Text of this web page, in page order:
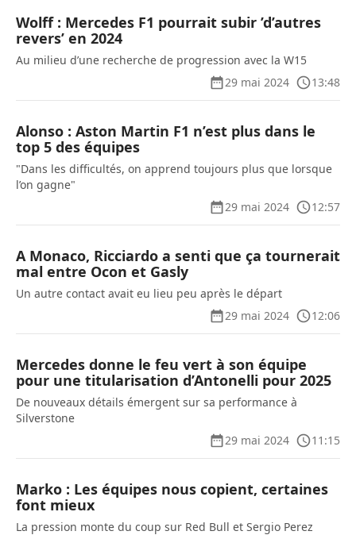
Wolff : Mercedes F1 pourrait subir ’d’autres
revers’ en 2024
Au milieu d’une recherche de progression avec la W15
29 mai 2024
13:48
Alonso : Aston Martin F1 n’est plus dans le
top 5 des équipes
"Dans les difficultés, on apprend toujours plus que lorsque
l’on gagne"
29 mai 2024
12:57
A Monaco, Ricciardo a senti que ça tournerait
mal entre Ocon et Gasly
Un autre contact avait eu lieu peu après le départ
29 mai 2024
12:06
Mercedes donne le feu vert à son équipe
pour une titularisation d’Antonelli pour 2025
De nouveaux détails émergent sur sa performance à
Silverstone
29 mai 2024
11:15
Marko : Les équipes nous copient, certaines
font mieux
La pression monte du coup sur Red Bull et Sergio Perez